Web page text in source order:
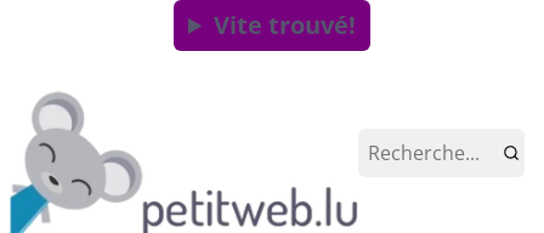
Vite trouvé!